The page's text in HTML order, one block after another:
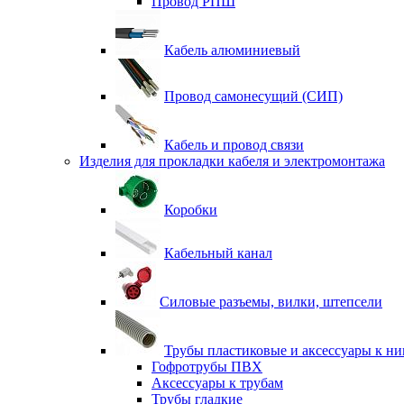
Кабель алюминиевый
Провод самонесущий (СИП)
Кабель и провод связи
Изделия для прокладки кабеля и электромонтажа
Коробки
Кабельный канал
Силовые разъемы, вилки, штепсели
Трубы пластиковые и аксессуары к
Гофротрубы ПВХ
Аксессуары к трубам
Трубы гладкие